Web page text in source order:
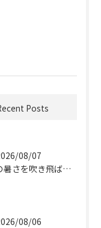
Posts
08/07
夏の暑さを吹き飛ばしに来てください。
08/06